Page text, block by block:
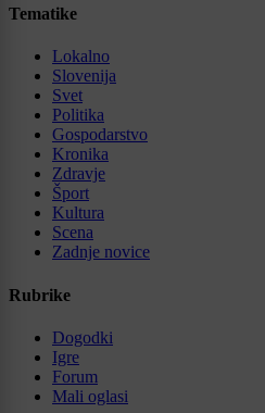
Tematike
Lokalno
Slovenija
Svet
Politika
Gospodarstvo
Kronika
Zdravje
Šport
Kultura
Scena
Zadnje novice
Rubrike
Dogodki
Igre
Forum
Mali oglasi